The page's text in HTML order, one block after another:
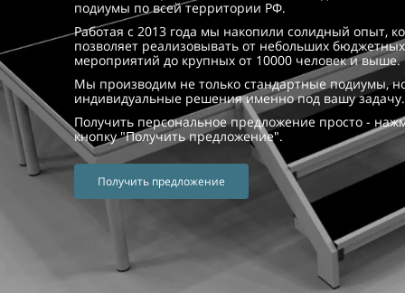
подиумы по всей территории РФ.
Работая с 2013 года мы накопили солидный опыт,
позволяет реализовывать от небольших бюджетных
мероприятий до крупных от 10000 человек и выше.
Мы производим не только стандартные подиумы,
индивидуальные решения именно под вашу задачу.
Получить персональное предложение просто -
кнопку "Получить предложение".
Получить предложение